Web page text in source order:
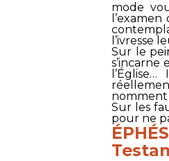
mode
l’ivresse
Sur le
s’incarne
nomment
Sur les
pour ne